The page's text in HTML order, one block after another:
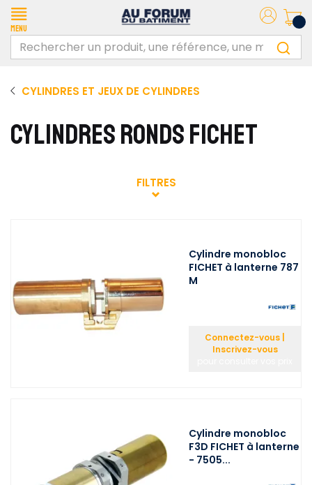
Menu
CYLINDRES ET JEUX DE CYLINDRES
CYLINDRES RONDS FICHET
FILTRES
Cylindre monobloc
FICHET à lanterne 787
M
Connectez-vous |
Inscrivez-vous
Cylindre monobloc
F3D FICHET à lanterne
- 7505...